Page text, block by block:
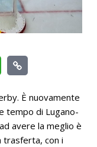
È nuovamente
tempo di Lugano-
avere la meglio è
trasferta, con i